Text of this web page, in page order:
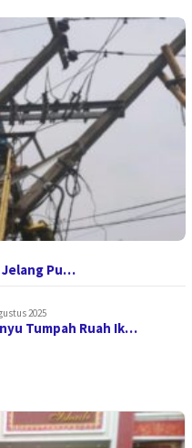
Jelang Pu…
2025
Tumpah Ruah Ik…